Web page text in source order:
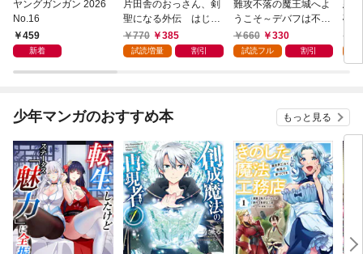
ヤングガンガン 2026
No.16
459
新着
片田舎のおっさん、剣
聖になる外伝 はじま
りの魔法剣士 1巻
770 385
試読増量 割引
難攻不落の魔王城へよ
うこそ～デバフは不要
と勇者パーティーを追
い出された黒魔導士、
660 330
試読フル 割引
悪
破
叩
つ
か
少年マンガのおすすめ本 もっと見る